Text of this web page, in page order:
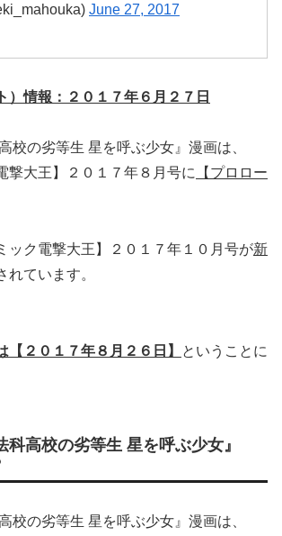
June 27, 2017
）情報：２０１７年６月２７日
校の劣等生 星を呼ぶ少女』漫画は、
撃大王】２０１７年８月号に
【プロロー
ック電撃大王】２０１７年１０月号が新
れています。
【 ２０１７年８月２６日 】
ということに
科高校の劣等生 星を呼ぶ少女』
校の劣等生 星を呼ぶ少女』漫画は、